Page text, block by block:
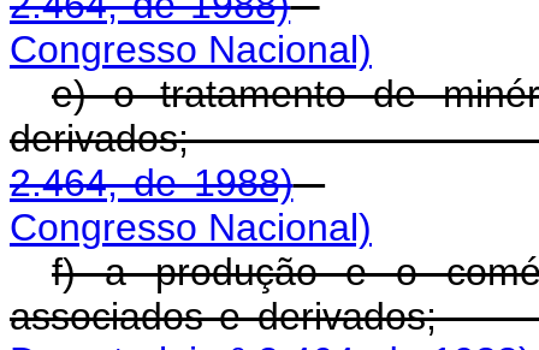
Congresso Nacional)
e) o tratamento de
2.464, de 1988)
Congresso Nacional)
f) a produção e o
associados e